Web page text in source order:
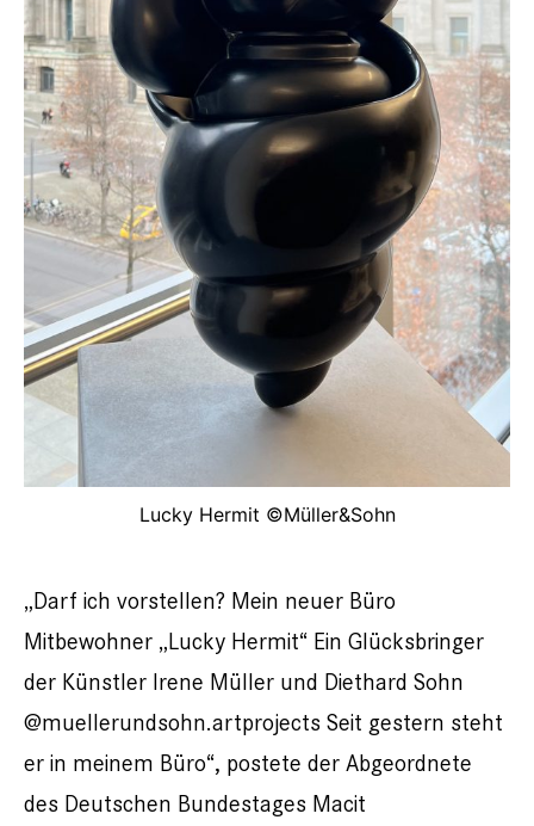
Lucky Hermit ©Müller&Sohn
„Darf ich vorstellen? Mein neuer Büro
Mitbewohner „Lucky Hermit“ Ein Glücksbringer
der Künstler Irene Müller und Diethard Sohn
@muellerundsohn.artprojects Seit gestern steht
er in meinem Büro“, postete der Abgeordnete
des Deutschen Bundestages Macit